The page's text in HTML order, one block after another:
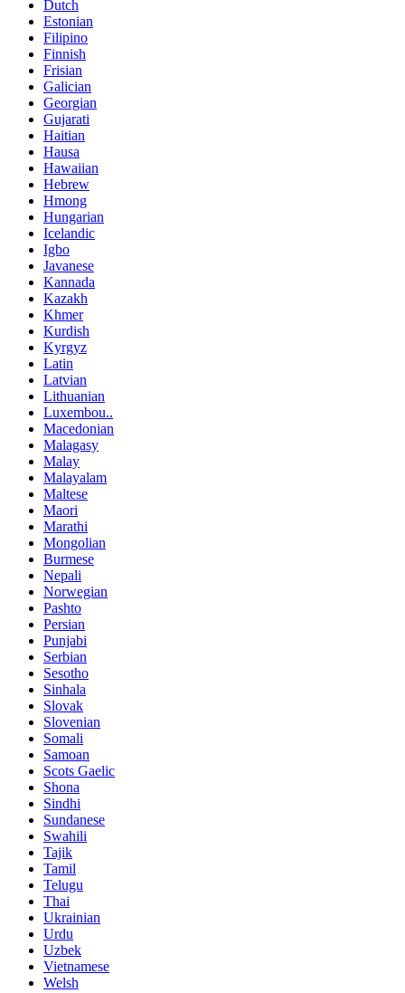
Dutch
Estonian
Filipino
Finnish
Frisian
Galician
Georgian
Gujarati
Haitian
Hausa
Hawaiian
Hebrew
Hmong
Hungarian
Icelandic
Igbo
Javanese
Kannada
Kazakh
Khmer
Kurdish
Kyrgyz
Latin
Latvian
Lithuanian
Luxembou..
Macedonian
Malagasy
Malay
Malayalam
Maltese
Maori
Marathi
Mongolian
Burmese
Nepali
Norwegian
Pashto
Persian
Punjabi
Serbian
Sesotho
Sinhala
Slovak
Slovenian
Somali
Samoan
Scots Gaelic
Shona
Sindhi
Sundanese
Swahili
Tajik
Tamil
Telugu
Thai
Ukrainian
Urdu
Uzbek
Vietnamese
Welsh